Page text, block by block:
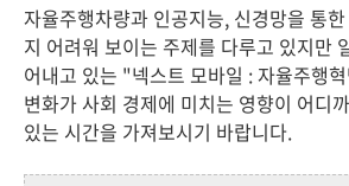
자율주행차량과 인공지능, 신경망을 통
지 어려워 보이는 주제를 다루고 있지만
어내고 있는 "넥스트 모바일 : 자율주행
변화가 사회 경제에 미치는 영향이 어디
있는 시간을 가져보시기 바랍니다.